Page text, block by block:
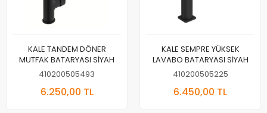
KALE TANDEM DÖNER
MUTFAK BATARYASI SİYAH
410200505493
6.250,00 TL
KALE SEMPRE YÜKSEK
LAVABO BATARYASI SİYAH
410200505225
6.450,00 TL